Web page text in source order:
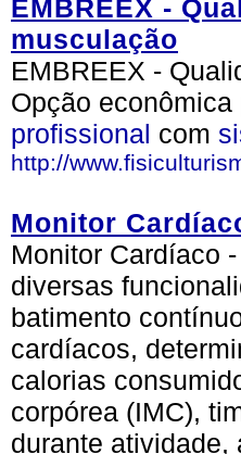
EMBREEX -
musculação
EMBREEX -
Opção econômica
profissional com
http://
Monitor
Monitor Cardíaco
diversas
batimento
cardíacos,
calorias
corpórea (IMC),
durante atividade,